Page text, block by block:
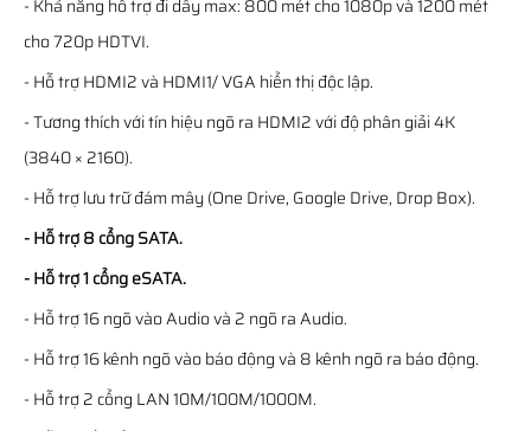
- Khả năng hỗ trợ đi dây max: 800 mét cho 1080p và 1200 mét
cho 720p HDTVI.
- Hỗ trợ HDMI2 và HDMI1/ VGA hiển thị độc lập.
- Tương thích với tín hiệu ngõ ra HDMI2 với độ phân giải 4K
(3840 × 2160).
- Hỗ trợ lưu trữ đám mây (One Drive, Google Drive, Drop Box).
- Hỗ trợ 8 cổng SATA.
- Hỗ trợ 1 cổng eSATA.
- Hỗ trợ 16 ngõ vào Audio và 2 ngõ ra Audio.
- Hỗ trợ 16 kênh ngõ vào báo động và 8 kênh ngõ ra báo động.
- Hỗ trợ 2 cổng LAN 10M/100M/1000M.